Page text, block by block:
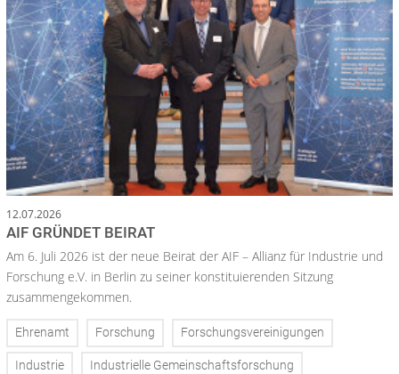
12.07.2026
AIF GRÜNDET BEIRAT
Am 6. Juli 2026 ist der neue Beirat der AIF – Allianz für Industrie und
Forschung e.V. in Berlin zu seiner konstituierenden Sitzung
zusammengekommen.
Ehrenamt Forschung Forschungsvereinigungen
Industrie Industrielle Gemeinschaftsforschung